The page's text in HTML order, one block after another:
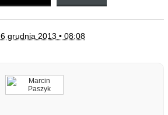
6 grudnia 2013 • 08:08